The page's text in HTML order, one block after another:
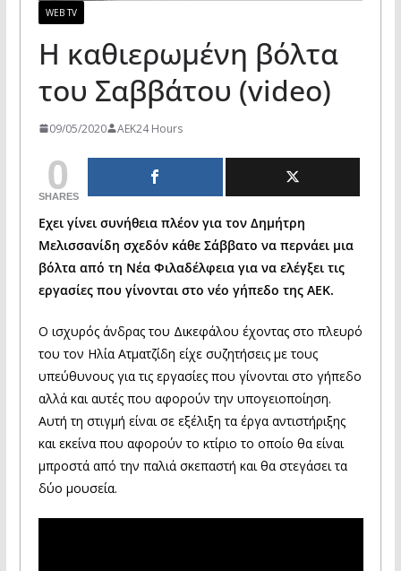
WEB TV
Η καθιερωμένη βόλτα
του Σαββάτου (video)
09/05/2020 AEK24 Hours
0
SHARES
Εχει γίνει συνήθεια πλέον για τον Δημήτρη
Μελισσανίδη σχεδόν κάθε Σάββατο να περνάει μια
βόλτα από τη Νέα Φιλαδέλφεια για να ελέγξει τις
εργασίες που γίνονται στο νέο γήπεδο της ΑΕΚ.
Ο ισχυρός άνδρας του Δικεφάλου έχοντας στο πλευρό
του τον Ηλία Ατματζίδη είχε συζητήσεις με τους
υπεύθυνους για τις εργασίες που γίνονται στο γήπεδο
αλλά και αυτές που αφορούν την υπογειοποίηση.
Αυτή τη στιγμή είναι σε εξέλιξη τα έργα αντιστήριξης
και εκείνα που αφορούν το κτίριο το οποίο θα είναι
μπροστά από την παλιά σκεπαστή και θα στεγάσει τα
δύο μουσεία.